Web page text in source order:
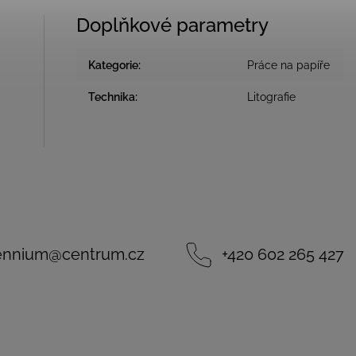
Doplňkové parametry
Kategorie: Práce na papíře
Technika: Litografie
@centrum.cz +420 602 265 427